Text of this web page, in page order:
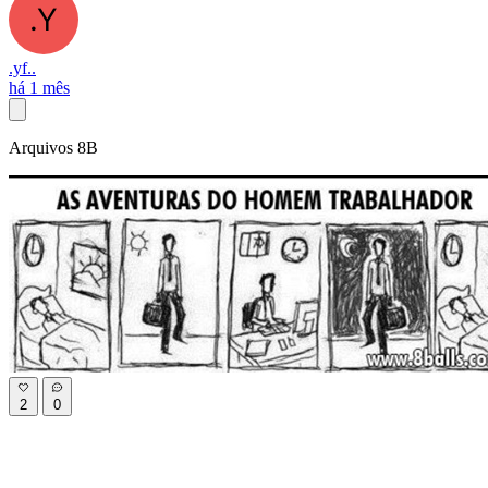
.yf..
há 1 mês
Arquivos 8B
2 0